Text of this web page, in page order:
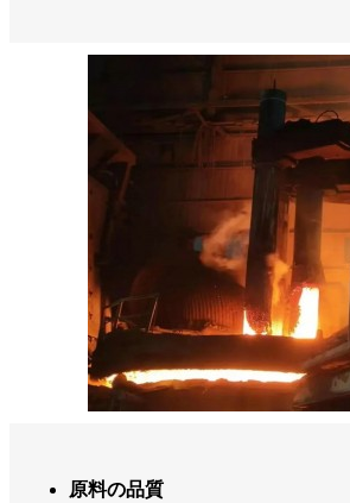
原料の品質